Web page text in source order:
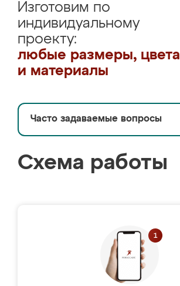
Изготовим по
индивидуальному
проекту:
любые размеры, цвета
и материалы
Часто задаваемые вопросы
Схема работы